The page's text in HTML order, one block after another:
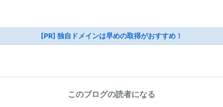
[PR] 独自ドメインは早めの取得がおすすめ！
このブログの読者になる